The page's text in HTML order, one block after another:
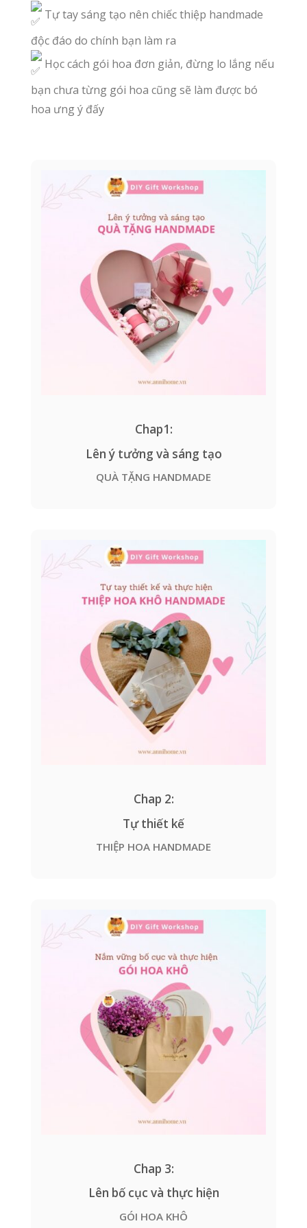
Tự tay sáng tạo nên chiếc thiệp handmade
độc đáo do chính bạn làm ra
Học cách gói hoa đơn giản, đừng lo lắng nếu
bạn chưa từng gói hoa cũng sẽ làm được bó
hoa ưng ý đấy
Chap1:
Lên ý tưởng và sáng tạo
QUÀ TẶNG HANDMADE
Chap 2:
Tự thiết kế
THIỆP HOA HANDMADE
Chap 3:
Lên bố cục và thực hiện
GÓI HOA KHÔ